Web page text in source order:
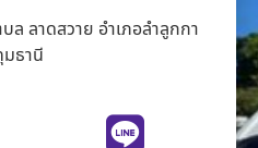
ล ลาดสวาย อำเภอลำลูกกา
ธานี